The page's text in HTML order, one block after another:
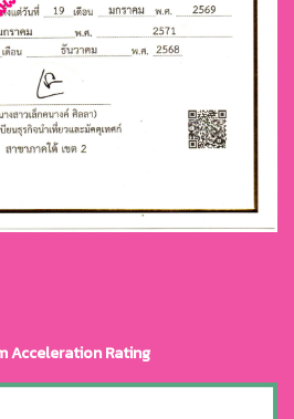
Acceleration Rating